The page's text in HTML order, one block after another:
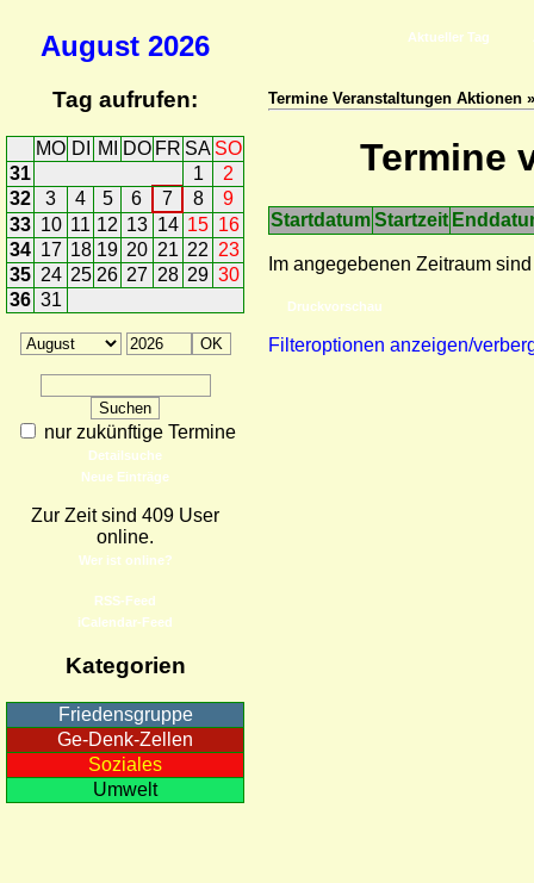
August 2026
Tag aufrufen:
MO DI MI DO FR SA SO
31
1
2
32
3 4 5 6 7 8
9
33 10 11 12 13 14 15 16
34 17 18 19 20 21 22 23
35 24 25 26 27 28 29 30
36 31
nur zukünftige Termine
Detailsuche
Neue Einträge
Zur Zeit sind 409 User
online.
Wer ist online?
RSS-Feed
iCalendar-Feed
Kategorien
Friedensgruppe
Ge-Denk-Zellen
Soziales
Umwelt
Aktueller Tag
Termine Veranstaltungen Aktionen
Termine
StartdatumStartzeit
Im angegebenen Zeitraum
Druckvorschau
Filteroptionen anzeigen/